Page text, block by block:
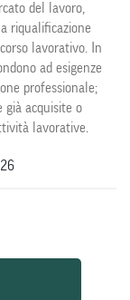
del lavoro,
riqualificazione
lavorativo. In
ad esigenze
professionale;
già acquisite o
lavorative.